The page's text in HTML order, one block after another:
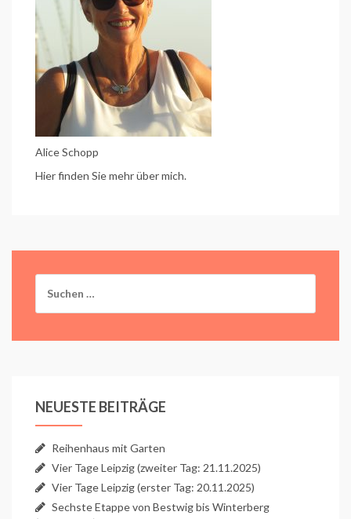
Alice Schopp
Hier finden Sie mehr über mich.
nach:
NEUESTE BEITRÄGE
Reihenhaus mit Garten
Vier Tage Leipzig (zweiter Tag: 21.11.2025)
Vier Tage Leipzig (erster Tag: 20.11.2025)
Sechste Etappe von Bestwig bis Winterberg